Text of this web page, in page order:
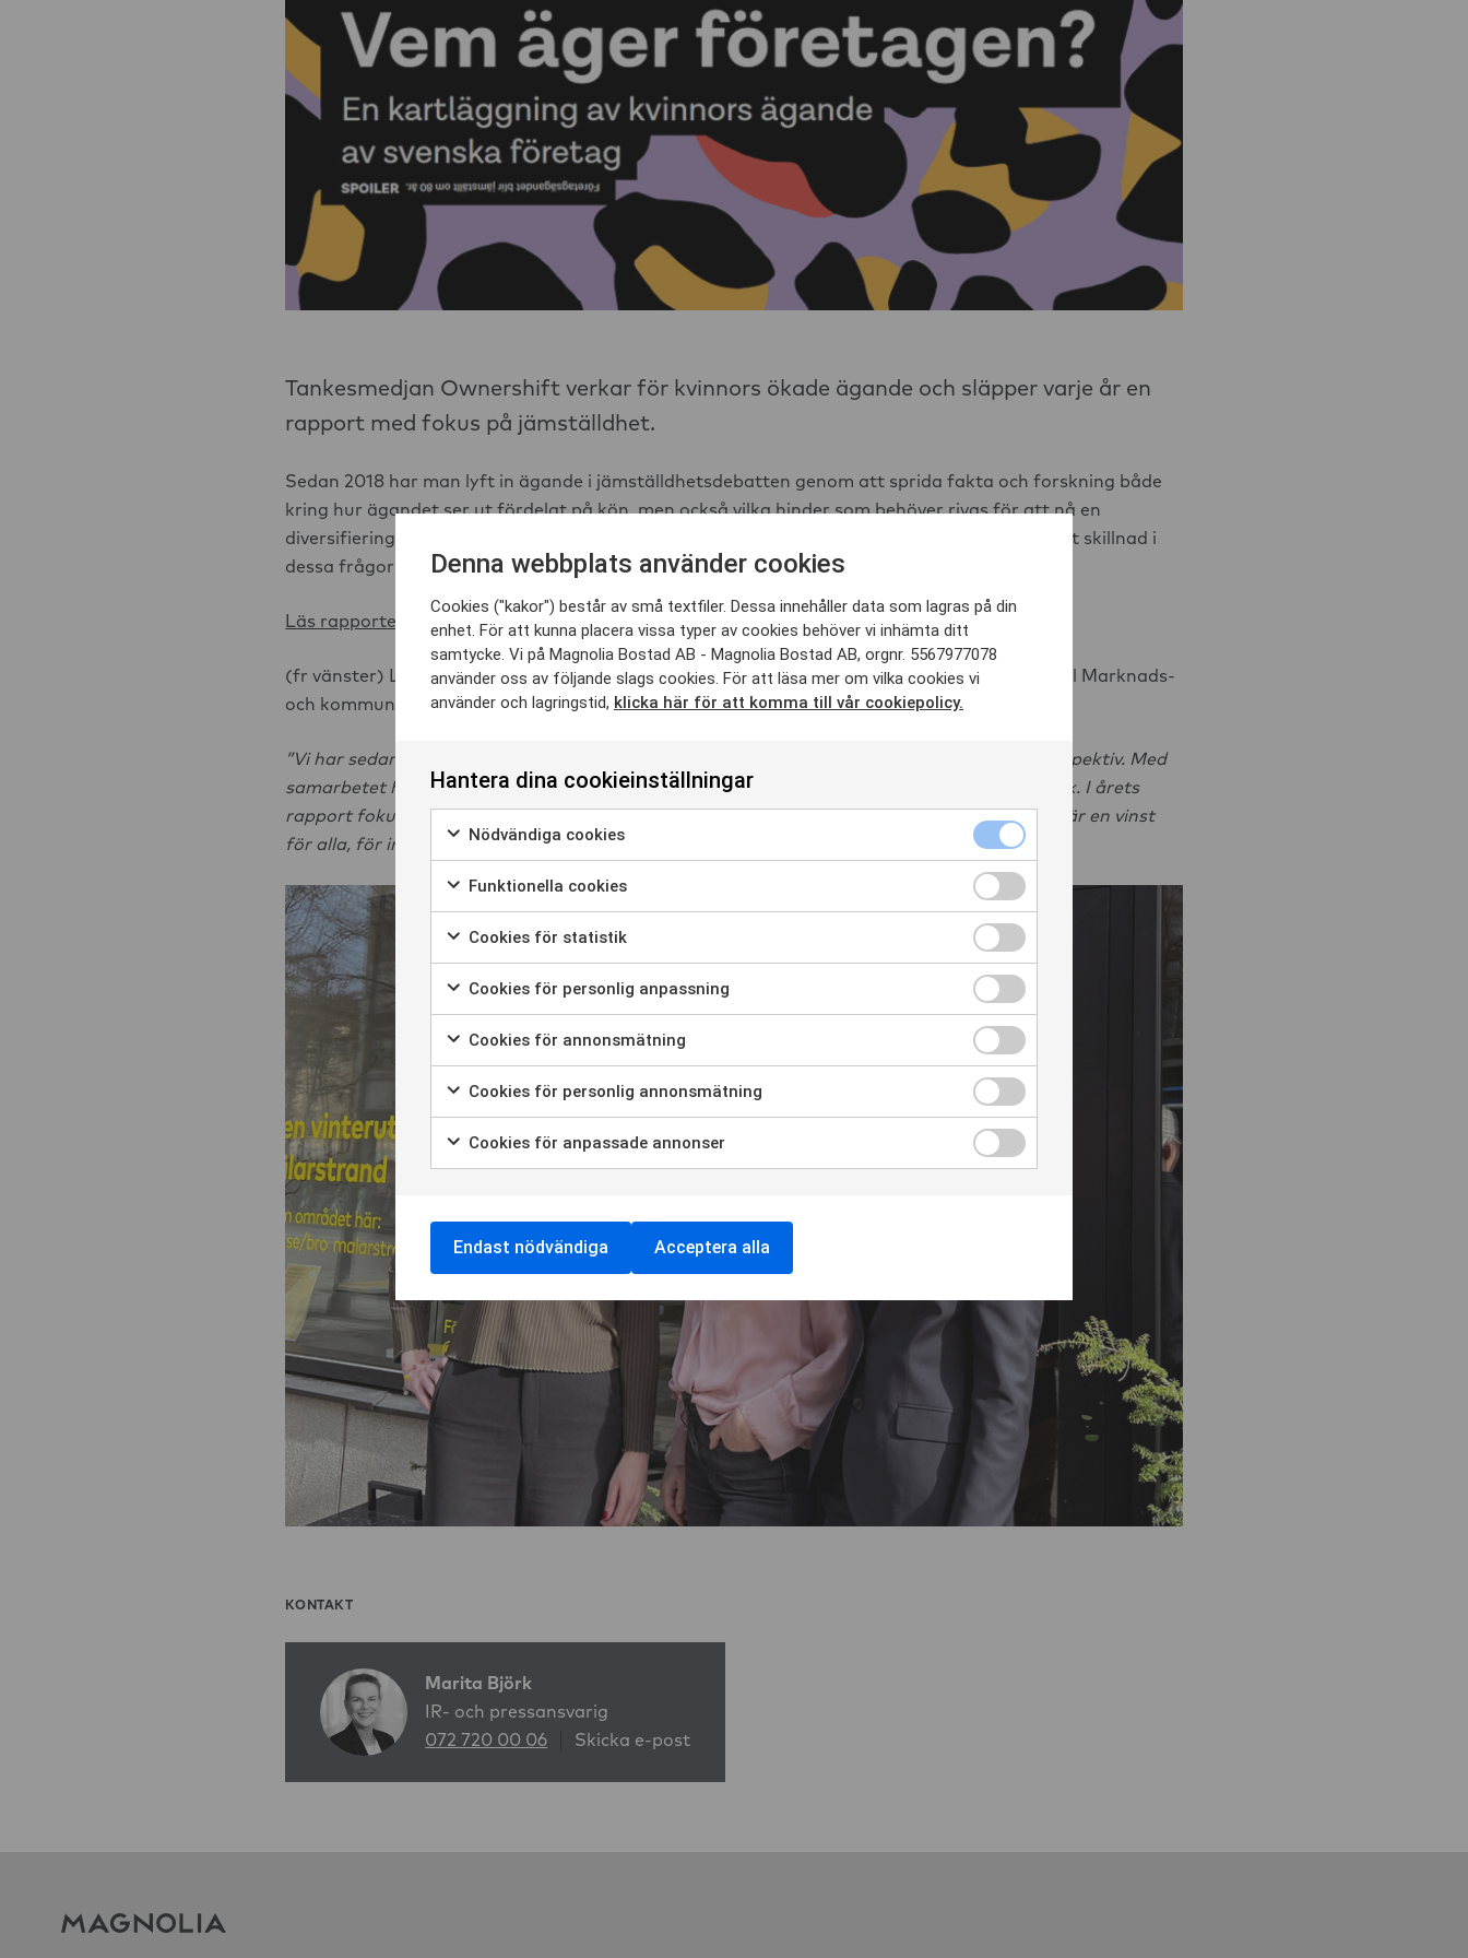
Tankesmedjan Ownershift verkar för kvinnors ökade ägande och släpper varje år en
rapport med fokus på jämställdhet.
Sedan 2018 har man lyft in ägande i jämställdhetsdebatten genom att sprida fakta och forskning både
kring hur ägandet ser ut fördelat på kön, men också vilka hinder som behöver rivas för att nå en
diversifiering av ägandet. Ownershift lyfter vikten av att förstå vilka samband som gör störst skillnad i
dessa frågor och genomlysa strukturer som skapar normer och hinder i samhället.
Läs rapporten i sin helhet
(fr vänster) Louise Persson HR-chef, Lisa Rejler, Hållbarhetschef (interim) och Suzana Bossel Marknads-
och kommunikationschef berättar:
”Vi har sedan 2018 sponsrat den årliga rapporten, som belyser kvinnligt ägande ur olika perspektiv. Med
samarbetet hoppas vi kunna hjälpa till att sprida kunskapen vidare genom våra egna nätverk. I årets
rapport fokuserar man på vem som är ägare i svenska företag. Jämlika möjligheter att äga är en vinst
för alla, för indviden, samhället och för vår framtida innovationskraft.”
KONTAKT
Marita Björk
IR- och pressansvarig
072 720 00 06
Skicka e-post
Denna webbplats använder cookies
Cookies ("kakor") består av små textfiler. Dessa innehåller data som lagras på din
enhet. För att kunna placera vissa typer av cookies behöver vi inhämta ditt
samtycke. Vi på Magnolia Bostad AB - Magnolia Bostad AB, orgnr. 5567977078
använder oss av följande slags cookies. För att läsa mer om vilka cookies vi
använder och lagringstid, klicka här för att komma till vår cookiepolicy.
Hantera dina cookieinställningar
Nödvändiga cookies
Markera för att samtycka till användning av Nödvändiga cookies
Nödvändiga cookies kryssruta
Funktionella cookies
Markera för att samtycka till användning av Funktionella cookies
Funktionella cookies kryssruta
Cookies för statistik
Markera för att samtycka till användning av Cookies för statistik
Cookies för statistik kryssruta
Cookies för personlig anpassning
Markera för att samtycka till användning av Cookies för personlig anpassning
Cookies för personlig anpassning kryssruta
Cookies för annonsmätning
Markera för att samtycka till användning av Cookies för annonsmätning
Cookies för annonsmätning kryssruta
Cookies för personlig annonsmätning
Markera för att samtycka till användning av Cookies för personlig annonsmätning
Cookies för personlig annonsmätning kryssruta
Cookies för anpassade annonser
Markera för att samtycka till användning av Cookies för anpassade annonser
Cookies för anpassade annonser kryssruta
Endast nödvändiga Acceptera alla